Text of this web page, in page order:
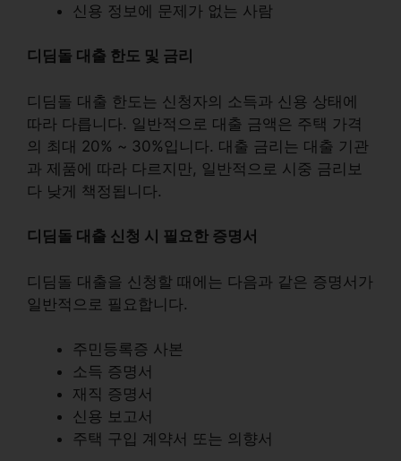
신용 정보에 문제가 없는 사람
디딤돌 대출 한도 및 금리
디딤돌 대출 한도는 신청자의 소득과 신용 상태에
따라 다릅니다. 일반적으로 대출 금액은 주택 가격
의 최대 20% ~ 30%입니다. 대출 금리는 대출 기관
과 제품에 따라 다르지만, 일반적으로 시중 금리보
다 낮게 책정됩니다.
디딤돌 대출 신청 시 필요한 증명서
디딤돌 대출을 신청할 때에는 다음과 같은 증명서가
일반적으로 필요합니다.
주민등록증 사본
소득 증명서
재직 증명서
신용 보고서
주택 구입 계약서 또는 의향서